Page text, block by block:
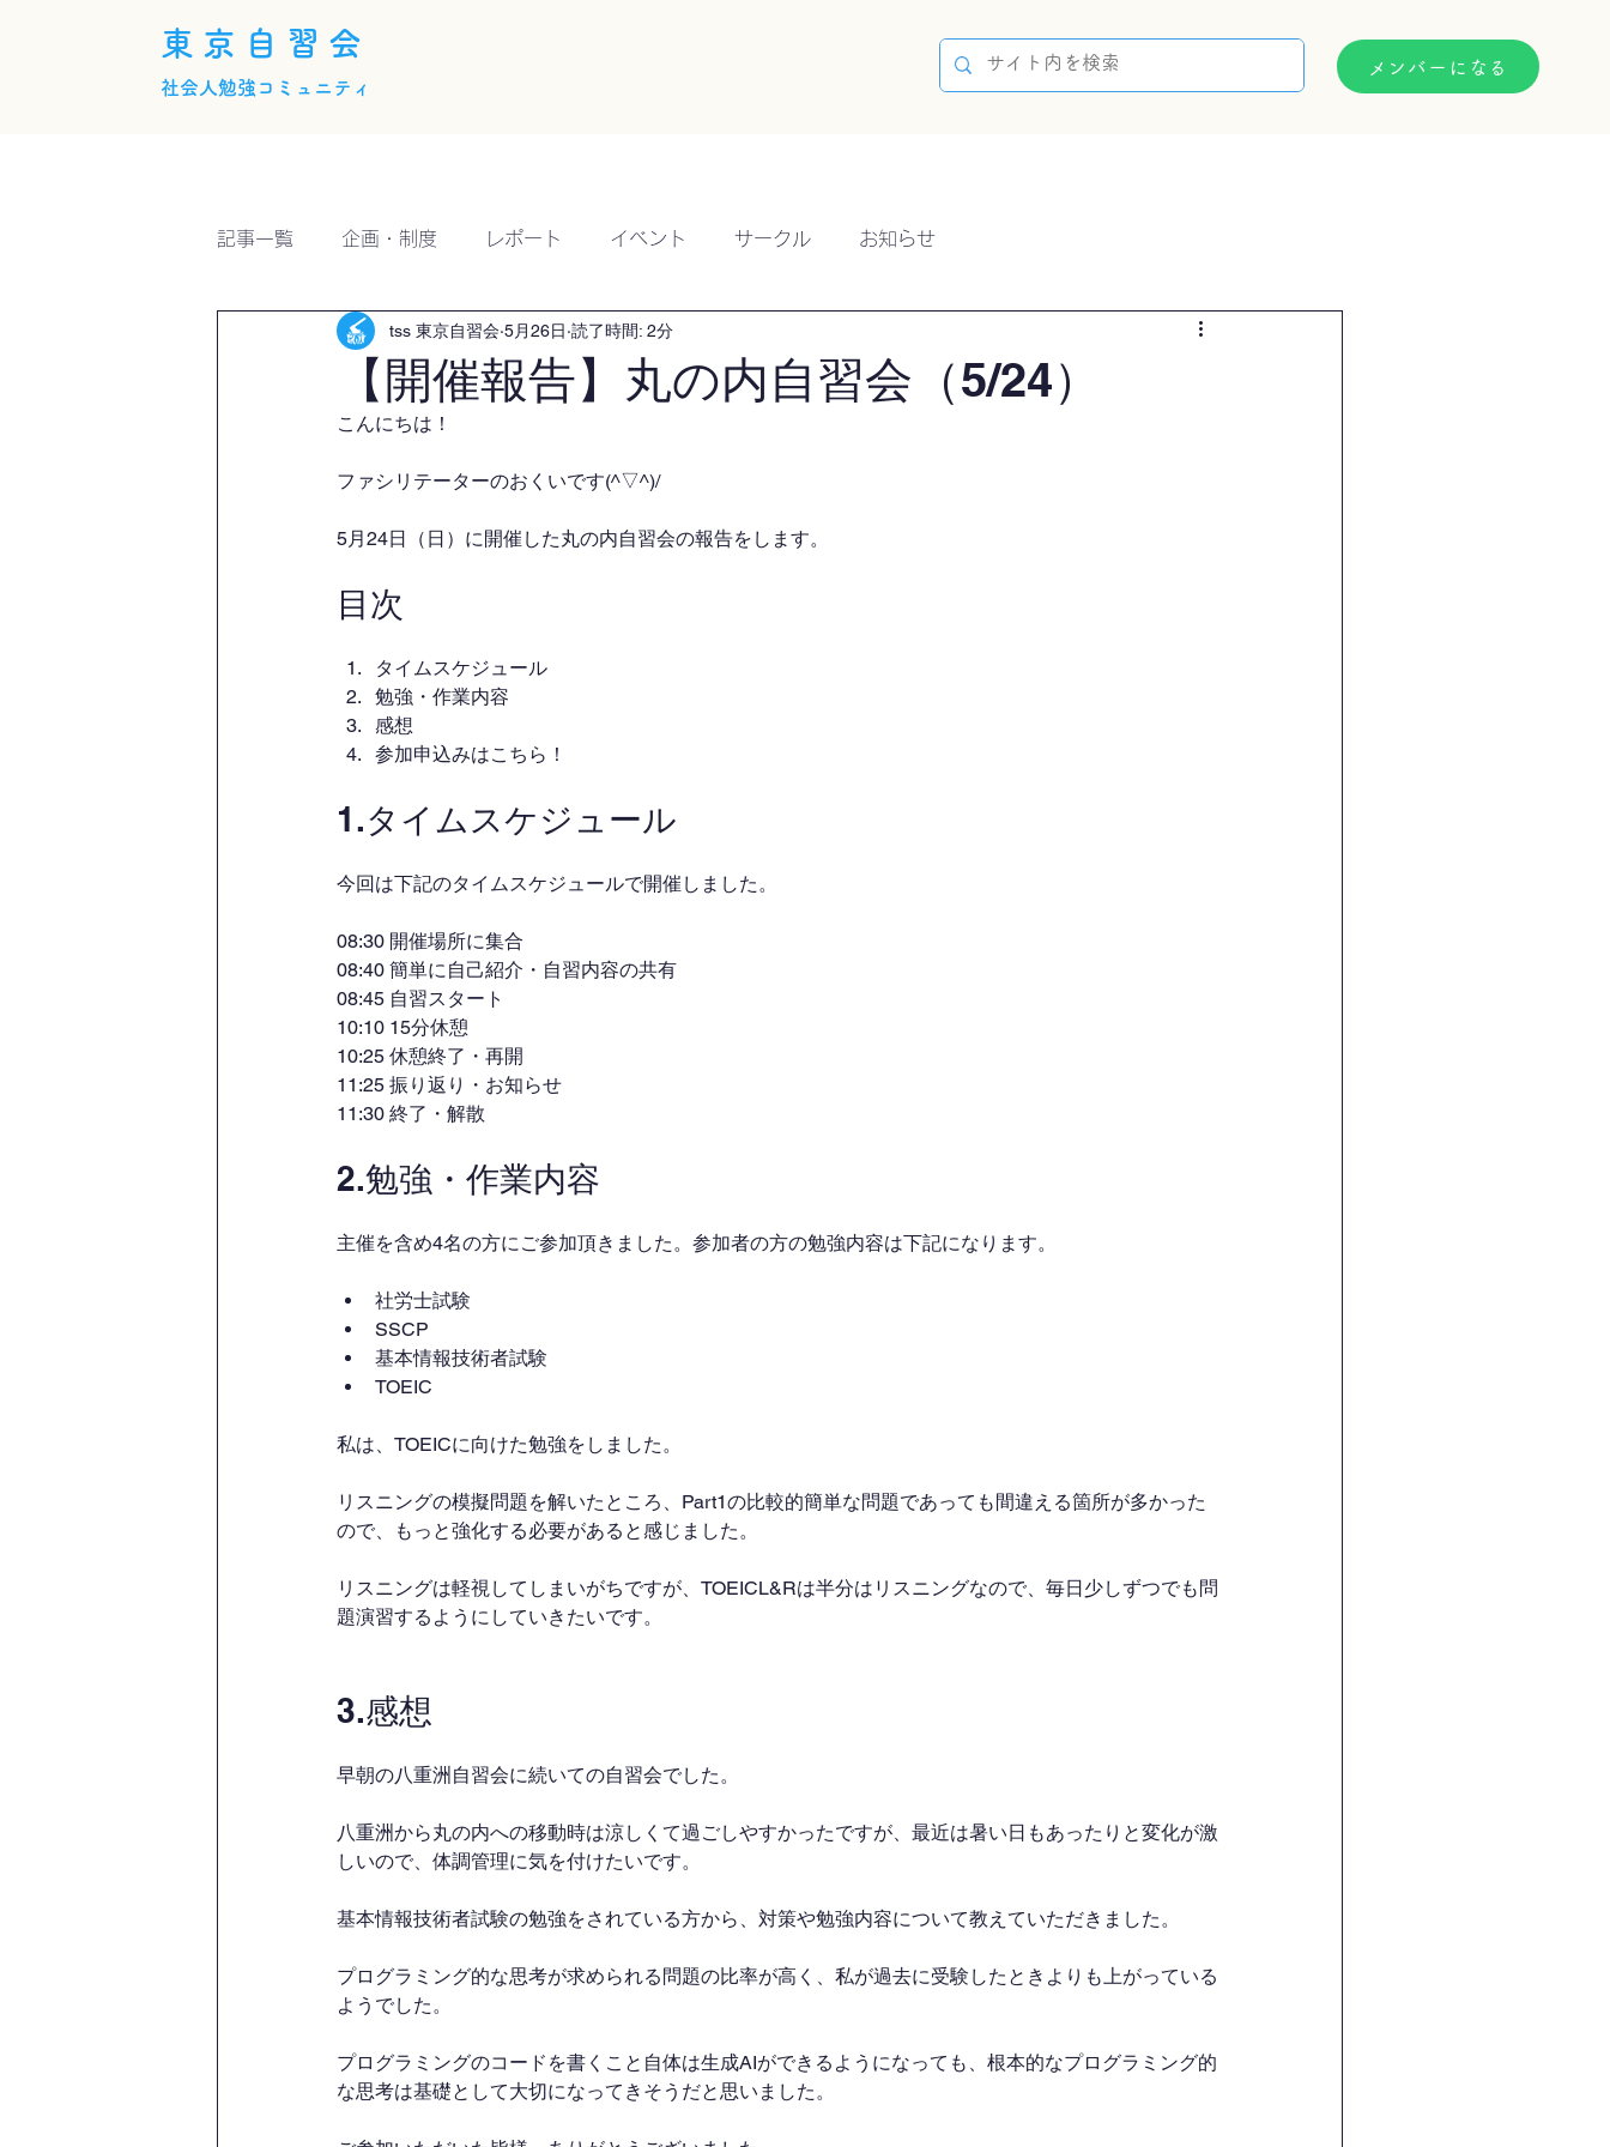
東京自習会
社会人勉強コミュニティ
メンバーになる
記事一覧 企画・制度 レポート イベント サークル お知らせ
【開催報告】丸の内自習会（5/24）
tss 東京自習会 5月26日 読了時間: 2分
こんにちは！
ファシリテーターのおくいです(^▽^)/
5月24日（日）に開催した丸の内自習会の報告をします。
目次
タイムスケジュール
勉強・作業内容
感想
参加申込みはこちら！
1.タイムスケジュール
今回は下記のタイムスケジュールで開催しました。
08:30 開催場所に集合
08:40 簡単に自己紹介・自習内容の共有
08:45 自習スタート
10:10 15分休憩
10:25 休憩終了・再開
11:25 振り返り・お知らせ
11:30 終了・解散
2.勉強・作業内容
主催を含め4名の方にご参加頂きました。参加者の方の勉強内容は下記になります。
社労士試験
SSCP
基本情報技術者試験
TOEIC
私は、TOEICに向けた勉強をしました。
リスニングの模擬問題を解いたところ、Part1の比較的簡単な問題であっても間違える箇所が多かった
ので、もっと強化する必要があると感じました。
リスニングは軽視してしまいがちですが、TOEICL&Rは半分はリスニングなので、毎日少しずつでも問
題演習するようにしていきたいです。
3.感想
早朝の八重洲自習会に続いての自習会でした。
八重洲から丸の内への移動時は涼しくて過ごしやすかったですが、最近は暑い日もあったりと変化が激
しいので、体調管理に気を付けたいです。
基本情報技術者試験の勉強をされている方から、対策や勉強内容について教えていただきました。
プログラミング的な思考が求められる問題の比率が高く、私が過去に受験したときよりも上がっている
ようでした。
プログラミングのコードを書くこと自体は生成AIができるようになっても、根本的なプログラミング的
な思考は基礎として大切になってきそうだと思いました。